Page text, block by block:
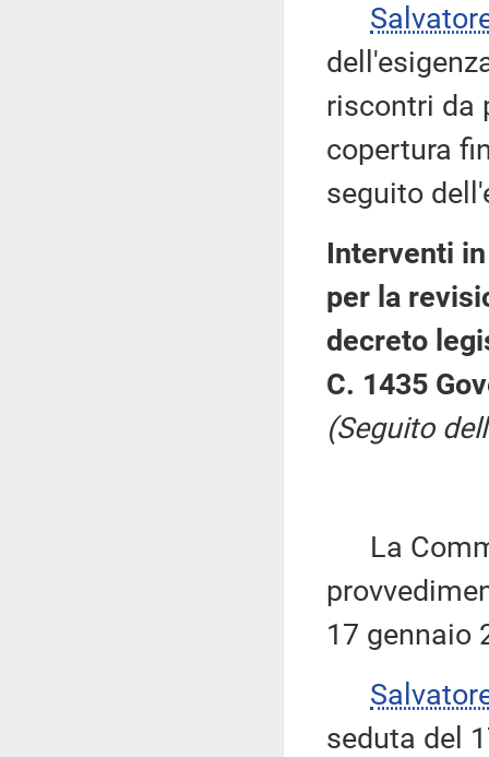
riscontri da
copertura
seguito
Interventi
per la
decreto
C. 1435
(Seguito
La
17 gennaio
seduta del